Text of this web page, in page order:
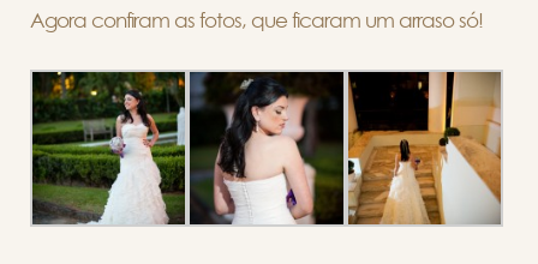
Agora confiram as fotos, que ficaram um arraso só!